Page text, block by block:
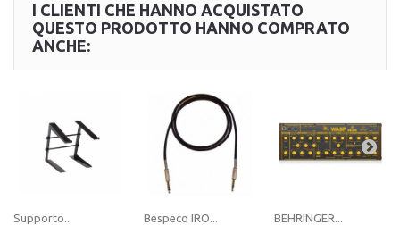
I CLIENTI CHE HANNO ACQUISTATO
QUESTO PRODOTTO HANNO COMPRATO
ANCHE:
Supporto... Bespeco IRO... BEHRINGER...